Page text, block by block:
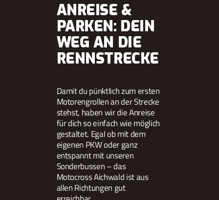
ANREISE &
PARKEN: DEIN
WEG AN DIE
RENNSTRECKE
Damit du pünktlich zum ersten
Motorengrollen an der Strecke
stehst, haben wir die Anreise
für dich so einfach wie möglich
gestaltet. Egal ob mit dem
eigenen PKW oder ganz
entspannt mit unseren
Sonderbussen – das
Motocross Aichwald ist aus
allen Richtungen gut